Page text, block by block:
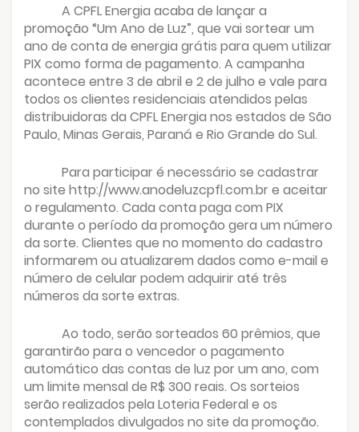
A CPFL Energia acaba de lançar a
promoção “Um Ano de Luz”, que vai sortear um
ano de conta de energia grátis para quem utilizar
PIX como forma de pagamento. A campanha
acontece entre 3 de abril e 2 de julho e vale para
todos os clientes residenciais atendidos pelas
distribuidoras da CPFL Energia nos estados de São
Paulo, Minas Gerais, Paraná e Rio Grande do Sul.
Para participar é necessário se cadastrar
no site http://www.anodeluzcpfl.com.br e aceitar
o regulamento. Cada conta paga com PIX
durante o período da promoção gera um número
da sorte. Clientes que no momento do cadastro
informarem ou atualizarem dados como e-mail e
número de celular podem adquirir até três
números da sorte extras.
Ao todo, serão sorteados 60 prêmios, que
garantirão para o vencedor o pagamento
automático das contas de luz por um ano, com
um limite mensal de R$ 300 reais. Os sorteios
serão realizados pela Loteria Federal e os
contemplados divulgados no site da promoção.